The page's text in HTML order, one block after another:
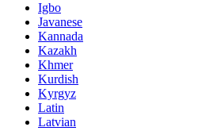
Igbo
Javanese
Kannada
Kazakh
Khmer
Kurdish
Kyrgyz
Latin
Latvian